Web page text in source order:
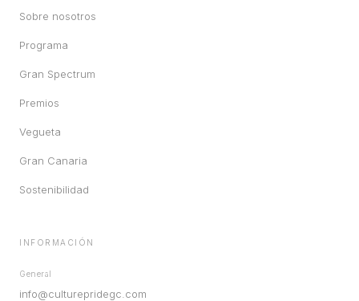
Sobre nosotros
Programa
Gran Spectrum
Premios
Vegueta
Gran Canaria
Sostenibilidad
INFORMACIÓN
General
info@culturepridegc.com